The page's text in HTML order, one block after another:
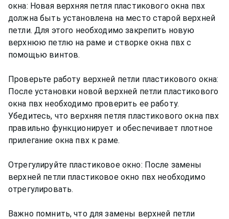
окна: Новая верхняя петля пластикового окна пвх
должна быть установлена на место старой верхней
петли. Для этого необходимо закрепить новую
верхнюю петлю на раме и створке окна пвх с
помощью винтов.
Проверьте работу верхней петли пластикового окна:
После установки новой верхней петли пластикового
окна пвх необходимо проверить ее работу.
Убедитесь, что верхняя петля пластикового окна пвх
правильно функционирует и обеспечивает плотное
прилегание окна пвх к раме.
Отрегулируйте пластиковое окно: После замены
верхней петли пластиковое окно пвх необходимо
отрегулировать.
Важно помнить, что для замены верхней петли